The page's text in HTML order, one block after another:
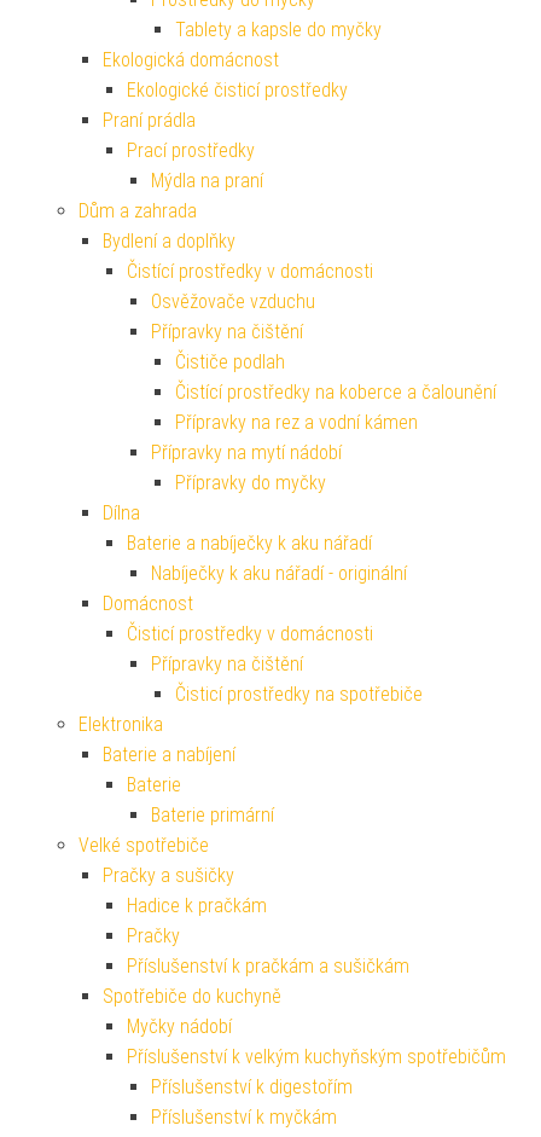
Tablety a kapsle do myčky
Ekologická domácnost
Ekologické čisticí prostředky
Praní prádla
Prací prostředky
Mýdla na praní
Dům a zahrada
Bydlení a doplňky
Čistící prostředky v domácnosti
Osvěžovače vzduchu
Přípravky na čištění
Čističe podlah
Čistící prostředky na koberce a čalounění
Přípravky na rez a vodní kámen
Přípravky na mytí nádobí
Přípravky do myčky
Dílna
Baterie a nabíječky k aku nářadí
Nabíječky k aku nářadí - originální
Domácnost
Čisticí prostředky v domácnosti
Přípravky na čištění
Čisticí prostředky na spotřebiče
Elektronika
Baterie a nabíjení
Baterie
Baterie primární
Velké spotřebiče
Pračky a sušičky
Hadice k pračkám
Pračky
Příslušenství k pračkám a sušičkám
Spotřebiče do kuchyně
Myčky nádobí
Příslušenství k velkým kuchyňským spotřebičům
Příslušenství k digestořím
Příslušenství k myčkám